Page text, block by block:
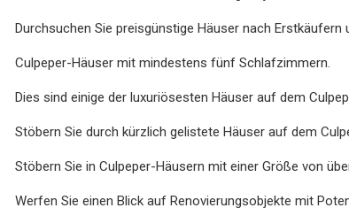
Durchsuchen Sie preisgünstige Häuser nach Erstkäufern
Culpeper-Häuser mit mindestens fünf Schlafzimmern.
Dies sind einige der luxuriösesten Häuser auf dem
Stöbern Sie durch kürzlich gelistete Häuser auf dem
Stöbern Sie in Culpeper-Häusern mit einer Größe von
Werfen Sie einen Blick auf Renovierungsobjekte mit